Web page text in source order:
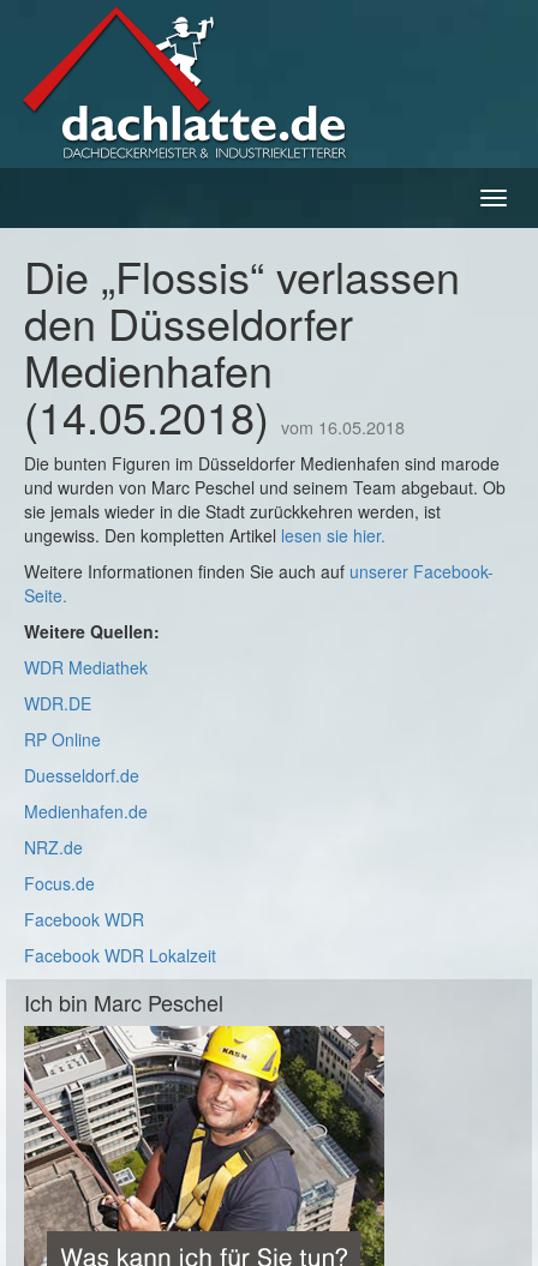
ein-/
Die „Flossis“ verlassen
den Düsseldorfer
Medienhafen
(14.05.2018) vom 16.05.2018
Die bunten Figuren im Düsseldorfer Medienhafen sind marode
und wurden von Marc Peschel und seinem Team abgebaut. Ob
sie jemals wieder in die Stadt zurückkehren werden, ist
ungewiss. Den kompletten Artikel lesen sie hier.
Weitere Informationen finden Sie auch auf unserer Facebook-
Seite.
Weitere Quellen:
WDR Mediathek
WDR.DE
RP Online
Duesseldorf.de
Medienhafen.de
NRZ.de
Focus.de
Facebook WDR
Facebook WDR Lokalzeit
Ich bin Marc Peschel